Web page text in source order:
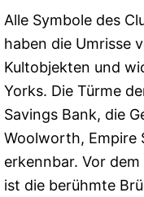
Alle Symbole des
haben die Umrisse
Kultobjekten und
Yorks. Die Türme
Savings Bank, die
Woolworth, Empire
erkennbar. Vor
ist die berühmte